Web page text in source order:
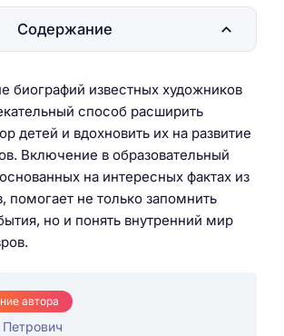
биографий известных художников
способ расширить
детей и вдохновить их на развитие
Включение в образовательный
на интересных фактах из
помогает не только запомнить
но и понять внутренний мир
автора
Содержание